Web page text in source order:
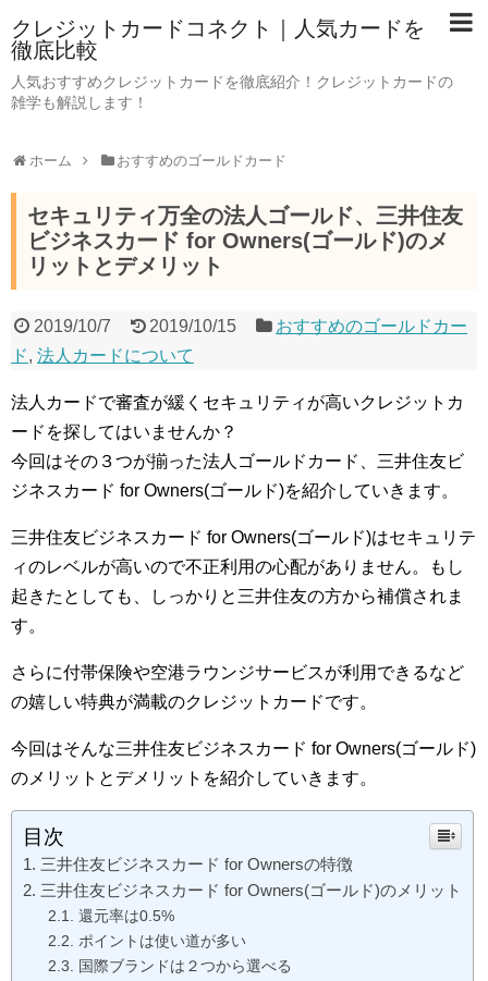
クレジットカードコネクト｜人気カードを
徹底比較
人気おすすめクレジットカードを徹底紹介！クレジットカードの
雑学も解説します！
ホーム おすすめのゴールドカード
セキュリティ万全の法人ゴールド、三井住友
ビジネスカード for Owners(ゴールド)のメ
リットとデメリット
2019/10/7 2019/10/15
おすすめのゴールドカー
ド, 法人カードについて
法人カードで審査が緩くセキュリティが高いクレジットカ
ードを探してはいませんか？
今回はその３つが揃った法人ゴールドカード、三井住友ビ
ジネスカード for Owners(ゴールド)を紹介していきます。
三井住友ビジネスカード for Owners(ゴールド)はセキュリテ
ィのレベルが高いので不正利用の心配がありません。もし
起きたとしても、しっかりと三井住友の方から補償されま
す。
さらに付帯保険や空港ラウンジサービスが利用できるなど
の嬉しい特典が満載のクレジットカードです。
今回はそんな三井住友ビジネスカード for Owners(ゴールド)
のメリットとデメリットを紹介していきます。
目次
三井住友ビジネスカード for Ownersの特徴
三井住友ビジネスカード for Owners(ゴールド)のメリット
還元率は0.5%
ポイントは使い道が多い
国際ブランドは２つから選べる